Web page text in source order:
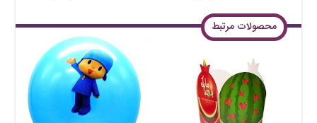
محصولات مرتبط